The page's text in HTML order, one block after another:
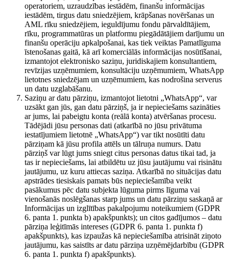
operatoriem, uzraudzības iestādēm, finanšu informācijas
iestādēm, tirgus datu sniedzējiem, krāpšanas novēršanas un
AML rīku sniedzējiem, ieguldījumu fondu pārvaldītājiem,
rīku, programmatūras un platformu piegādātājiem darījumu un
finanšu operāciju apkalpošanai, kas tiek veiktas Pamatlīguma
īstenošanas gaitā, kā arī komerciālās informācijas nosūtīšanai,
izmantojot elektronisko saziņu, juridiskajiem konsultantiem,
revīzijas uzņēmumiem, konsultāciju uzņēmumiem, WhatsApp
lietotnes sniedzējam un uzņēmumiem, kas nodrošina serverus
un datu uzglabāšanu.
Saziņu ar datu pārziņu, izmantojot lietotni „WhatsApp“, var
uzsākt gan jūs, gan datu pārziņš, ja ir nepieciešams sazināties
ar jums, lai pabeigtu konta (reālā konta) atvēršanas procesu.
Tādējādi jūsu personas dati (atkarībā no jūsu privātuma
iestatījumiem lietotnē „WhatsApp“) var tikt nosūtīti datu
pārziņam kā jūsu profila attēls un tālruņa numurs. Datu
pārziņš var lūgt jums sniegt citus personas datus tikai tad, ja
tas ir nepieciešams, lai atbildētu uz jūsu jautājumu vai risinātu
jautājumu, uz kuru attiecas saziņa. Atkarībā no situācijas datu
apstrādes tiesiskais pamats būs nepieciešamība veikt
pasākumus pēc datu subjekta lūguma pirms līguma vai
vienošanās noslēgšanas starp jums un datu pārziņu saskaņā ar
Informācijas un izglītības pakalpojumu noteikumiem (GDPR
6. panta 1. punkta b) apakšpunkts); un citos gadījumos – datu
pārziņa leģitīmās intereses (GDPR 6. panta 1. punkta f)
apakšpunkts), kas izpaužas kā nepieciešamība atrisināt ziņoto
jautājumu, kas saistīts ar datu pārziņa uzņēmējdarbību (GDPR
6. panta 1. punkta f) apakšpunkts).